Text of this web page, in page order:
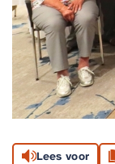
Lees voor